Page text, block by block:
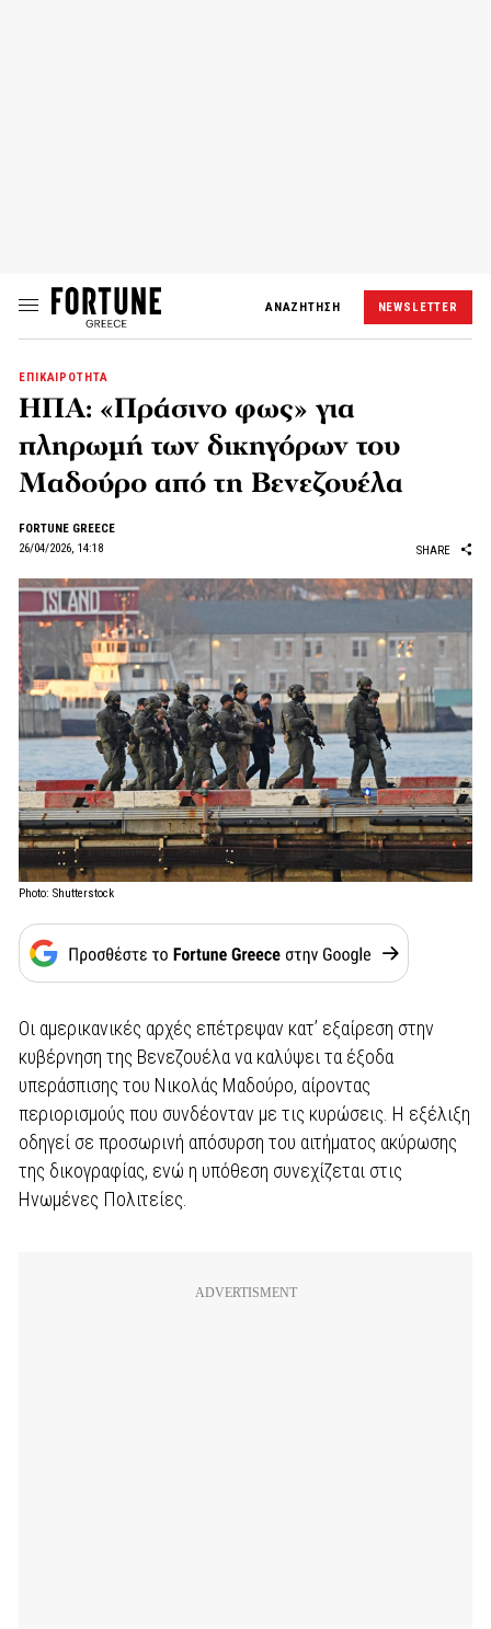
ΑΝΑΖΗΤΗΣΗ NEWSLETTER
ΕΠΙΚΑΙΡΟΤΗΤΑ
ΗΠΑ: «Πράσινο φως» για
πληρωμή των δικηγόρων του
Μαδούρο από τη Βενεζουέλα
FORTUNE GREECE
26/04/2026, 14:18
SHARE
Photo: Shutterstock
Οι αμερικανικές αρχές επέτρεψαν κατ’ εξαίρεση στην
κυβέρνηση της Βενεζουέλα να καλύψει τα έξοδα
υπεράσπισης του Νικολάς Μαδούρο, αίροντας
περιορισμούς που συνδέονταν με τις κυρώσεις. Η εξέλιξη
οδηγεί σε προσωρινή απόσυρση του αιτήματος ακύρωσης
της δικογραφίας, ενώ η υπόθεση συνεχίζεται στις
Ηνωμένες Πολιτείες.